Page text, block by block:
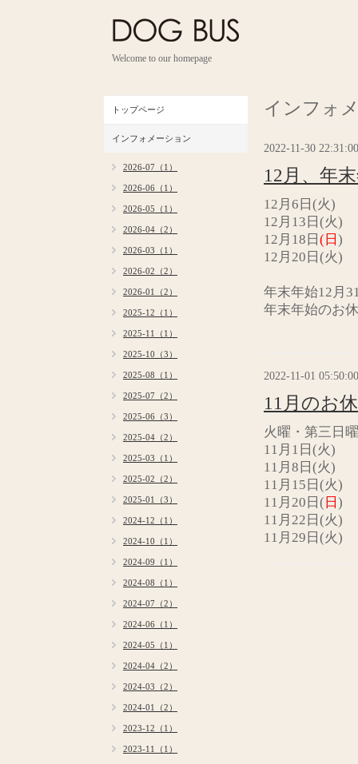
Welcome to our homepage
インフォ
2022-11-30 22:31:00
12月、年
12月6日(火)
12月13日(火)
12月18日 (日 )
12月20日(火)
年末年始12月
年末年始のお
2022-11-01 05:50:00
11月のお
火曜・第三日
11月1日(火)
11月8日(火)
11月15日(火)
11月20日( 日 )
11月22日(火)
11月29日(火)
トップページ
インフォメーション
2026-07（1）
2026-06（1）
2026-05（1）
2026-04（2）
2026-03（1）
2026-02（2）
2026-01（2）
2025-12（1）
2025-11（1）
2025-10（3）
2025-08（1）
2025-07（2）
2025-06（3）
2025-04（2）
2025-03（1）
2025-02（2）
2025-01（3）
2024-12（1）
2024-10（1）
2024-09（1）
2024-08（1）
2024-07（2）
2024-06（1）
2024-05（1）
2024-04（2）
2024-03（2）
2024-01（2）
2023-12（1）
2023-11（1）